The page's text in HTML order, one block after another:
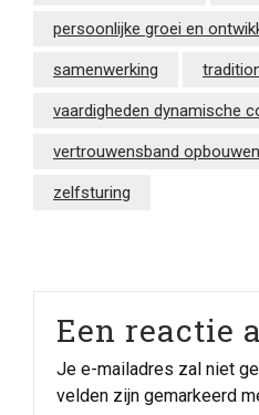
persoonlijke groei en
samenwerking
vaardigheden dynamische
vertrouwensband opbouwen
zelfsturing
Een reactie
Je e-mailadres zal niet
velden zijn gemarkeerd